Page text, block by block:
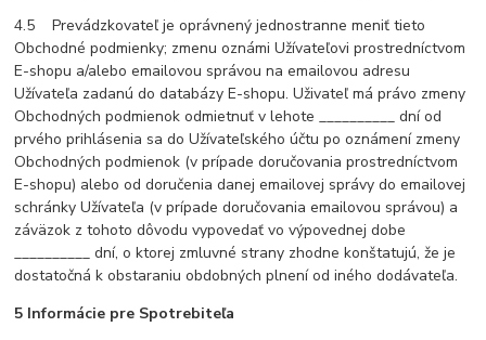
4.5 Prevádzkovateľ je oprávnený jednostranne meniť tieto
Obchodné podmienky; zmenu oznámi Užívateľovi prostredníctvom
E-shopu a/alebo emailovou správou na emailovou adresu
Užívateľa zadanú do databázy E-shopu. Uživateľ má právo zmeny
Obchodných podmienok odmietnuť v lehote __________ dní od
prvého prihlásenia sa do Užívateľského účtu po oznámení zmeny
Obchodných podmienok (v prípade doručovania prostredníctvom
E-shopu) alebo od doručenia danej emailovej správy do emailovej
schránky Užívateľa (v prípade doručovania emailovou správou) a
záväzok z tohoto dôvodu vypovedať vo výpovednej dobe
__________ dní, o ktorej zmluvné strany zhodne konštatujú, že je
dostatočná k obstaraniu obdobných plnení od iného dodávateľa.
5 Informácie pre Spotrebiteľa